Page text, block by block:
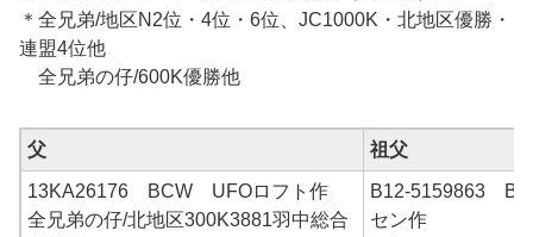
＊全兄弟/地区N2位・4位・6位、JC1000K・北地区優勝・
連盟4位他
全兄弟の仔/600K優勝他
父 祖父
13KA26176 BCW UFOロフト作
全兄弟の仔/北地区300K3881羽中総合
B12-5159863
セン作